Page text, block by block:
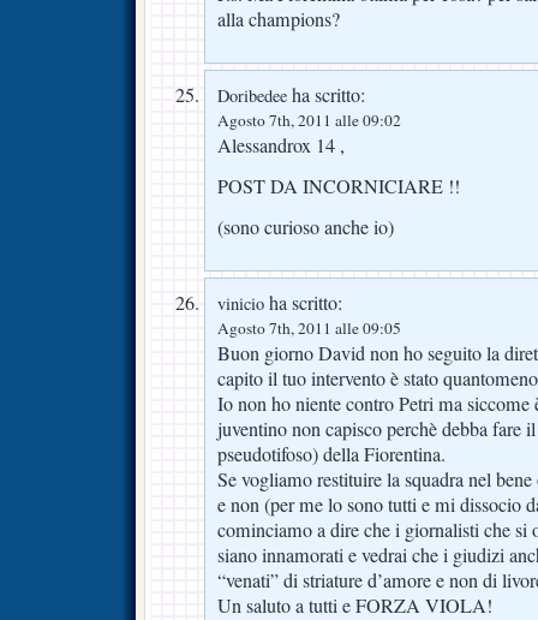
alla champions?
Doribedee ha scritto:
Agosto 7th, 2011 alle 09:02
Alessandrox 14 ,
POST DA INCORNICIARE !!
(sono curioso anche io)
vinicio ha scritto:
Agosto 7th, 2011 alle 09:05
Buon giorno David non ho seguito la
capito il tuo intervento è stato
Io non ho niente contro Petri ma siccome
juventino non capisco perchè debba fare
pseudotifoso) della Fiorentina.
Se vogliamo restituire la squadra nel
e non (per me lo sono tutti e mi dissocio
cominciamo a dire che i giornalisti che si
siano innamorati e vedrai che i giudizi
“venati” di striature d’amore e non di
Un saluto a tutti e FORZA VIOLA!